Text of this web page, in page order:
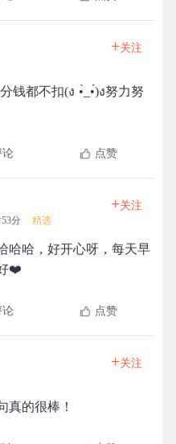
+关注
钱都不扣(ง •̀_•́)ง努力努
点赞
分 精选
+关注
哈哈，好开心呀，每天早
❤️
点赞
+关注
真的很棒！